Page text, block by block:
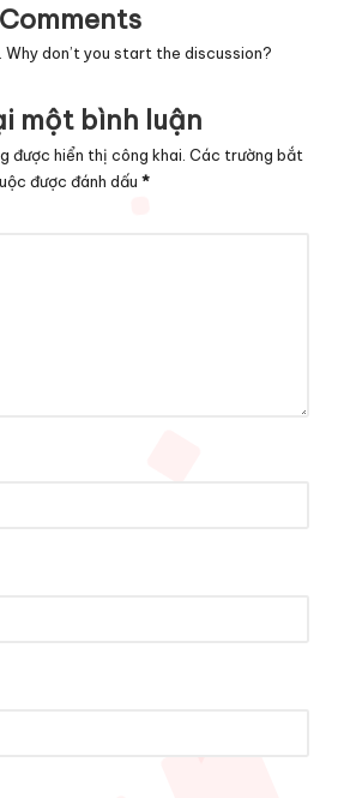
Comments
don’t you start the discussion?
một bình luận
được hiển thị công khai. Các trường bắt
được đánh dấu *